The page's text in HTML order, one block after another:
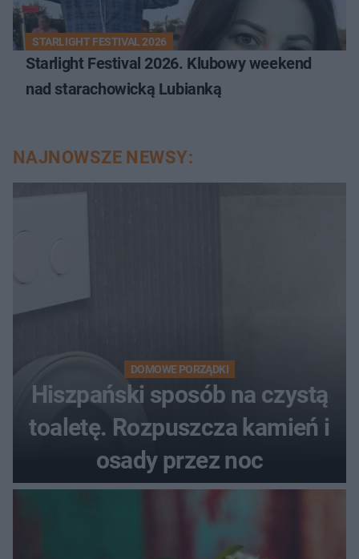
STARLIGHT FESTIVAL 2026
Starlight Festival 2026. Klubowy weekend
nad starachowicką Lubianką
NAJNOWSZE NEWSY:
DOMOWE PORZĄDKI
Hiszpański sposób na czystą
toaletę. Rozpuszcza kamień i
osady przez noc